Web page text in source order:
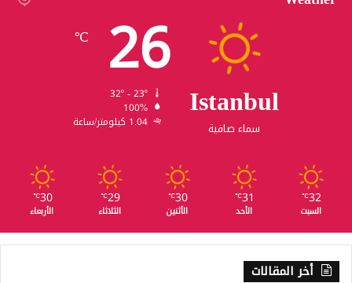
Istanbul
سماء صافية
26
℃
100%
1.04 كيلومتر/ساعة
32
℃
السبت
31
℃
الأحد
30
℃
الأثنين
29
℃
الثلاثاء
30
℃
الأربعاء
أخر المقالات